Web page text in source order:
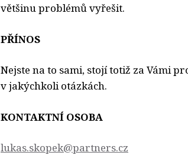
většinu problémů vyřešit.
PŘÍNOS
Nejste na to sami, stojí totiž za Vámi
v jakýchkoli otázkách.
KONTAKTNÍ OSOBA
lukas.skopek@partners.cz